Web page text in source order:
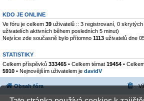
KDO JE ONLINE
Ve fóru je celkem 39 uživatelů :: 3 registrovaní, 0
uživatelích aktivních během posledních 5 minut)
Nejvíce zde současně bylo přítomno 1113 uživatelů dne
STATISTIKY
Celkem příspěvků 333465 • Celkem témat 19454 •
5910 • Nejnovějším uživatelem je davidV
Obsah fóra